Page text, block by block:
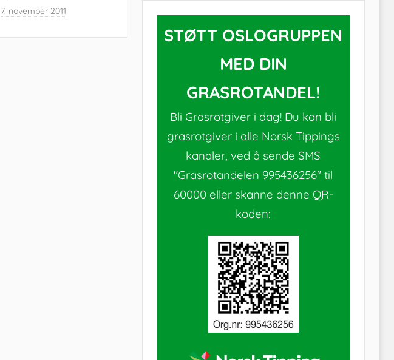
7. november 2011
STØTT OSLOGRUPPEN
MED DIN
GRASROTANDEL!
Bli Grasrotgiver i dag! Du kan bli
grasrotgiver i alle Norsk Tippings
kanaler, ved å sende SMS
"Grasrotandelen 995436256" til
60000 eller skanne denne QR-
koden: